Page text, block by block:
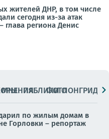
жителей ДНР, в том числе
сегодня из-за атак
региона Денис
МНЕНИЯПАБЛИКИ
ФОТОЛОНГРИДЫ
по жилым домам в
Горловки – репортаж